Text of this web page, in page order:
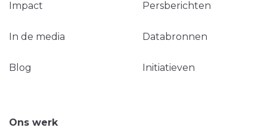
Impact Persberichten
In de media Databronnen
Blog Initiatieven
Ons werk